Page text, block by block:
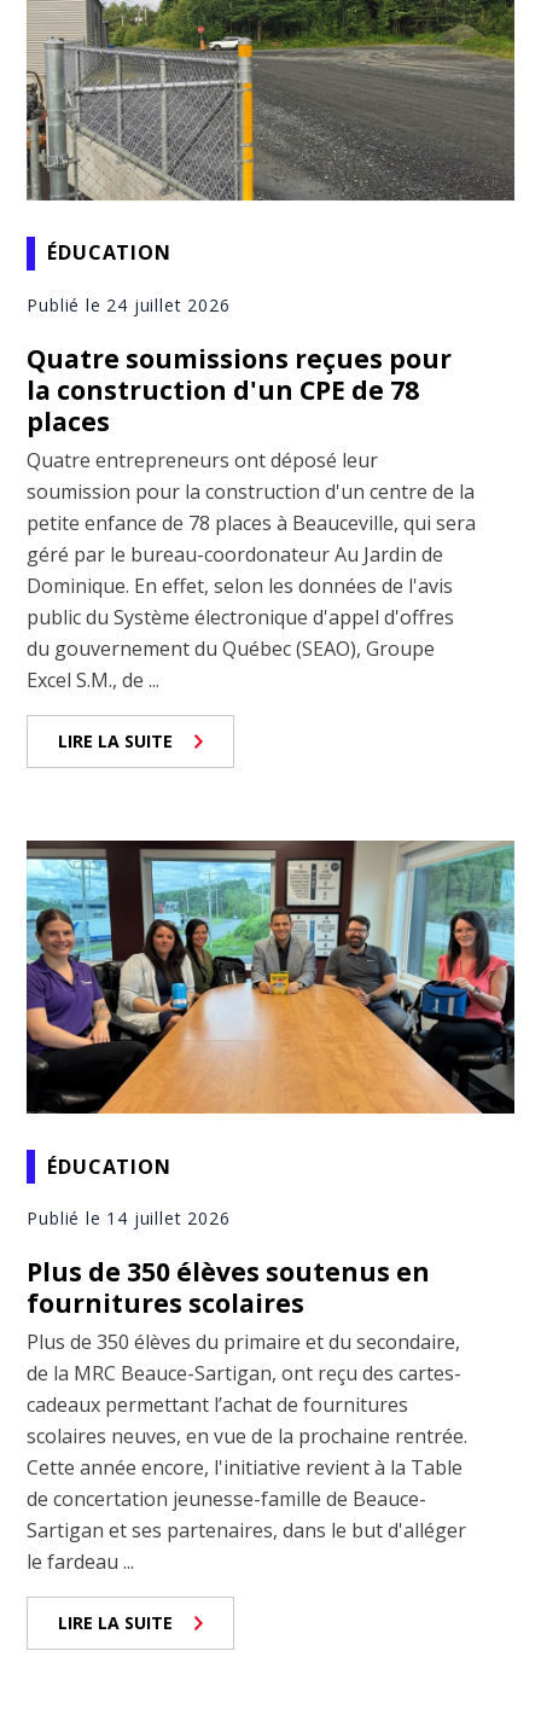
ÉDUCATION
Publié le 24 juillet 2026
Quatre soumissions reçues pour
la construction d'un CPE de 78
places
Quatre entrepreneurs ont déposé leur
soumission pour la construction d'un centre de la
petite enfance de 78 places à Beauceville, qui sera
géré par le bureau-coordonateur Au Jardin de
Dominique. En effet, selon les données de l'avis
public du Système électronique d'appel d'offres
du gouvernement du Québec (SEAO), Groupe
Excel S.M., de ...
LIRE LA SUITE
ÉDUCATION
Publié le 14 juillet 2026
Plus de 350 élèves soutenus en
fournitures scolaires
Plus de 350 élèves du primaire et du secondaire,
de la MRC Beauce-Sartigan, ont reçu des cartes-
cadeaux permettant l’achat de fournitures
scolaires neuves, en vue de la prochaine rentrée.
Cette année encore, l'initiative revient à la Table
de concertation jeunesse-famille de Beauce-
Sartigan et ses partenaires, dans le but d'alléger
le fardeau ...
LIRE LA SUITE